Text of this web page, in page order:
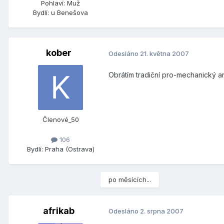
Pohlaví: Muž
Bydlí: u Benešova
kober
Členové_50
106
Bydlí: Praha (Ostrava)
Odesláno 21. května 2007
Obrátím tradiční pro-mechanický
po měsících...
afrikab Odesláno 2. srpna 2007